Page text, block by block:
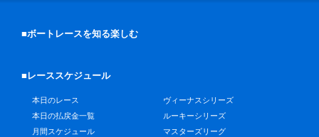
■ボートレースを知る楽しむ
■レーススケジュール
本日のレース
本日の払戻金一覧
月間スケジュール
ヴィーナスシリーズ
ルーキーシリーズ
マスターズリーグ